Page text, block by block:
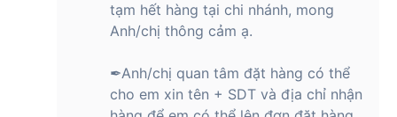
tạm hết hàng tại chi nhánh, mong
Anh/chị thông cảm ạ.
✒Anh/chị quan tâm đặt hàng có thể
cho em xin tên + SDT và địa chỉ nhận